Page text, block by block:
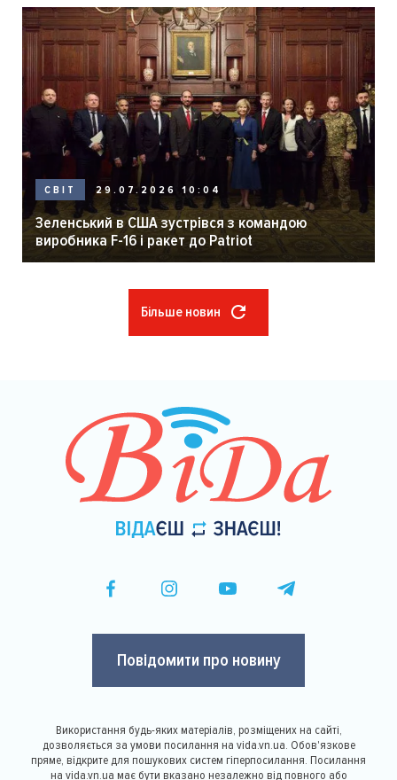
СВІТ 29.07.2026 10:04
Зеленський в США зустрівся з командою
виробника F-16 і ракет до Patriot
Більше новин
Повідомити про новину
Використання будь-яких матеріалів, розміщених на сайті,
дозволяється за умови посилання на vida.vn.ua. Обов'язкове
пряме, відкрите для пошукових систем гіперпосилання. Посилання
на vida.vn.ua має бути вказано незалежно від повного або